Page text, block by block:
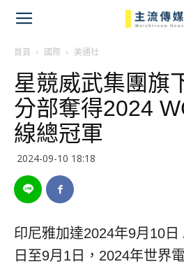
首頁 國際 美通社
星競威武集團旗
分部奪得2024
線總冠軍
2024-09-10 18:18
印尼雅加達2024年9月10日
日至9月1日，2024年世界